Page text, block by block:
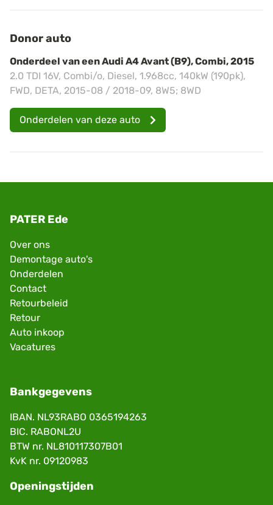
Donor auto
Onderdeel van een Audi A4 Avant (B9), Combi, 2015
2.0 TDI 16V, Combi/o, Diesel, 1.968cc, 140kW (190pk),
FWD, DETA, 2015-08 / 2018-09, 8W5; 8WD
Onderdelen van deze auto
PATER Ede
Over ons
Demontage auto's
Onderdelen
Contact
Retourbeleid
Retour
Auto inkoop
Vacatures
Bankgegevens
IBAN. NL93RABO 0365194263
BIC. RABONL2U
BTW nr. NL810117307B01
KvK nr. 09120983
Openingstijden